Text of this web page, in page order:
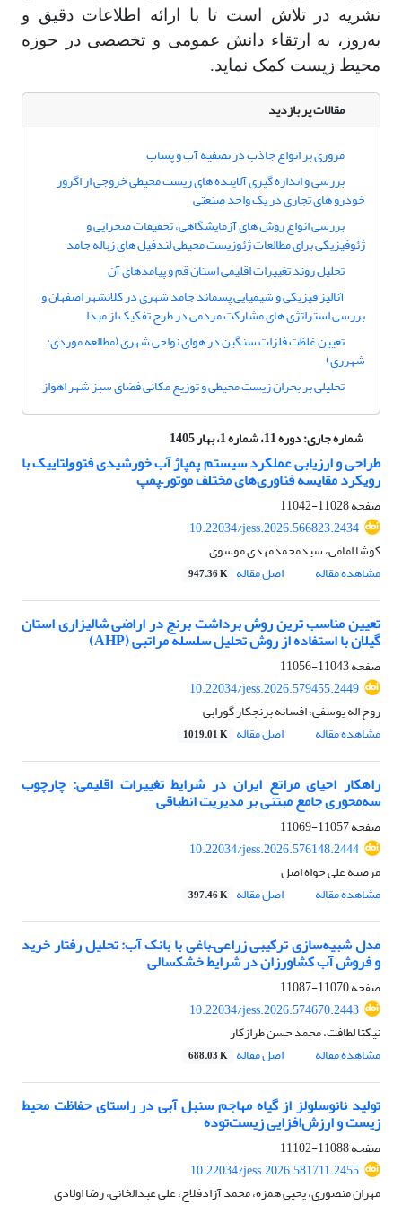
نشریه در تلاش است تا با ارائه اطلاعات دقیق و
به‌روز، به ارتقاء دانش عمومی و تخصصی در حوزه
محیط زیست کمک نماید.
مقالات پر بازدید
مروری بر انواع جاذب در تصفیه آب و پساب
بررسی و اندازه گیری آلاینده های زیست محیطی خروجی از اگزوز
خودرو های تجاری در یک واحد صنعتی
بررسی انواع روش های آزمایشگاهی، تحقیقات صحرایی و
ژئوفیزیکی برای مطالعات ژئوزیست محیطی لندفیل های زباله جامد
تحلیل روند تغییرات اقلیمی استان قم و پیامدهای آن
آنالیز فیزیکی و شیمیایی پسماند جامد شهری در کلانشهر اصفهان و
بررسی استراتژی های مشارکت مردمی در طرح تفکیک از مبدا
تعیین غلظت فلزات سنگین در هوای نواحی شهری (مطالعه موردی:
شهرری)
تحلیلی بر بحران زیست محیطی و توزیع مکانی فضای سبز شهر اهواز
شماره جاری:دوره 11، شماره 1، بهار 1405
طراحی و ارزیابی عملکرد سیستم پمپاژ آب خورشیدی ﻓﺘﻮﻭﻟﺘﺎییک با
رویکرد مقایسه فناوری‌های مختلف موتور–پمپ
صفحه11028-11042
10.22034/jess.2026.566823.2434
کوشا امامی، سیدمحمدمهدی موسوی
مشاهده مقاله
اصل مقاله 947.36 K
تعیین مناسب ترین روش برداشت برنج در اراضی شالیزاری استان
گیلان با استفاده از روش تحلیل سلسله مراتبی (AHP)
صفحه11043-11056
10.22034/jess.2026.579455.2449
روح اله یوسفی، افسانه برنجکار گورابی
مشاهده مقاله
اصل مقاله 1019.01 K
راهکار احیای مراتع ایران در شرایط تغییرات اقلیمی: چارچوب
سه‌محوری جامع مبتنی بر مدیریت انطباقی
صفحه11057-11069
10.22034/jess.2026.576148.2444
مرضیه علی خواه اصل
مشاهده مقاله
اصل مقاله 397.46 K
مدل شبیه‌سازی ترکیبی زراعی–باغی با بانک آب: تحلیل رفتار خرید
و فروش آب کشاورزان در شرایط خشکسالی
صفحه11070-11087
10.22034/jess.2026.574670.2443
نیکتا لطافت، محمد حسن طرازکار
مشاهده مقاله
اصل مقاله 688.03 K
تولید نانوسلولز از گیاه مهاجم سنبل آبی در راستای حفاظت محیط
زیست و ارزش‌افزایی زیست‌توده
صفحه11088-11102
10.22034/jess.2026.581711.2455
مهران منصوری، یحیی همزه، محمد آزادفلاح، علی عبدالخانی، رضا اولادی